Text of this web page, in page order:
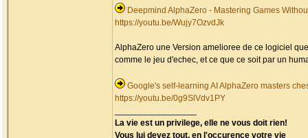
Deepmind AlphaZero - Mastering Games
https://youtu.be/Wujy7OzvdJk
AlphaZero une Version amelioree de ce logiciel
comme le jeu d'echec, et ce que ce soit par un
Google's self-learning AI AlphaZero masters
https://youtu.be/0g9SlVdv1PY
La vie est un privilege, elle ne vous doit rien!
Vous lui devez tout, en l'occurence votre vie